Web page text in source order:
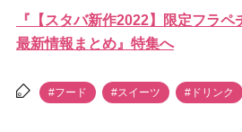
『【スタバ新作2022】限定フラ
最新情報まとめ』特集へ
#フード #スイーツ #ドリンク